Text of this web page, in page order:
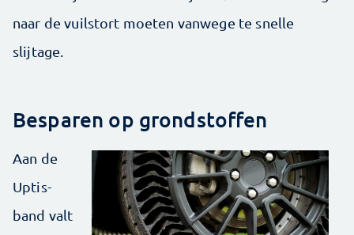
naar de vuilstort moeten vanwege te snelle
slijtage.
Besparen op grondstoffen
Aan de
Uptis-
band valt